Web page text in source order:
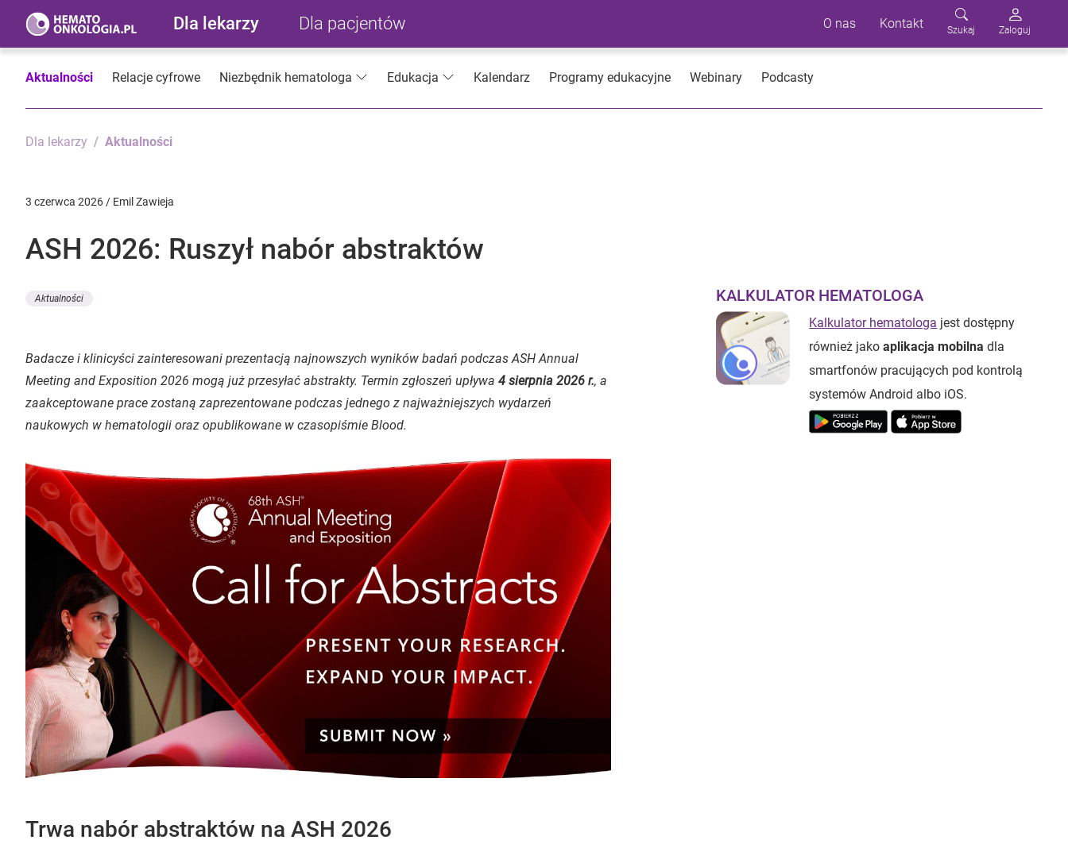
Dla lekarzy Dla pacjentów O nas Kontakt Szukaj Zaloguj
Aktualności Relacje cyfrowe Niezbędnik hematologa Edukacja Kalendarz Programy edukacyjne Webinary Podcasty
Dla lekarzy Aktualności
3 czerwca 2026 / Emil Zawieja
ASH 2026: Ruszył nabór abstraktów
Aktualności
Badacze i klinicyści zainteresowani prezentacją najnowszych wyników badań podczas ASH Annual
Meeting and Exposition 2026 mogą już przesyłać abstrakty. Termin zgłoszeń upływa 4 sierpnia 2026 r., a
zaakceptowane prace zostaną zaprezentowane podczas jednego z najważniejszych wydarzeń
naukowych w hematologii oraz opublikowane w czasopiśmie Blood.
Trwa nabór abstraktów na ASH 2026
KALKULATOR HEMATOLOGA
Kalkulator hematologa jest dostępny
również jakoaplikacja mobilna dla
smartfonów pracujących pod kontrolą
systemów Android albo iOS.